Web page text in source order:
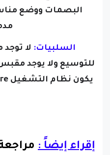
البصمات ووضع
السلبيات: لا
للتوسيع ولا يوجد
يكون نظام التشغيل Fire مرتفعًا بعض الشيء
إقراء إيضاً :